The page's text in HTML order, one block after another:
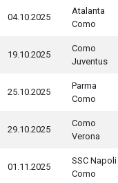
04.10.2025
Atalanta
Como
19.10.2025
Como
Juventus
25.10.2025
Parma
Como
29.10.2025
Como
Verona
01.11.2025
SSC Napoli
Como